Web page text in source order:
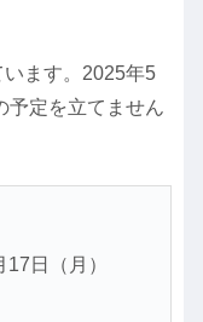
ます。2025年5
予定を立てません
日（月）